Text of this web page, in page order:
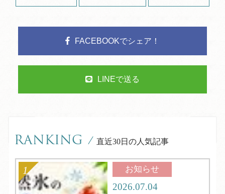
FACEBOOKでシェア！
LINEで送る
RANKING / 直近30日の人気記事
お知らせ
2026.07.04